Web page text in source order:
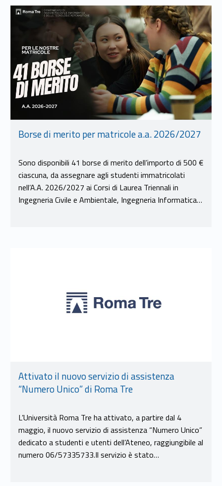
Link identifier #identifier__38150-13
Borse di merito per matricole a.a. 2026/2027
Sono disponibili 41 borse di merito dell’importo di 500 €
ciascuna, da assegnare agli studenti immatricolati
nell’A.A. 2026/2027 ai Corsi di Laurea Triennali in
Ingegneria Civile e Ambientale, Ingegneria Informatica…
Attivato il nuovo servizio di assistenza
“Numero Unico” di Roma Tre
L’Università Roma Tre ha attivato, a partire dal 4
maggio, il nuovo servizio di assistenza “Numero Unico”
dedicato a studenti e utenti dell’Ateneo, raggiungibile al
numero 06/57335733.Il servizio è stato…